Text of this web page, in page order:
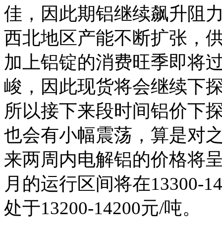
佳，因此期铝继续飙升阻
西北地区产能不断扩张，
加上铝锭的消费旺季即将
峻，因此现货将会继续下
所以接下来段时间铝价下
也会有小幅震荡，算是对
来两周内电解铝的价格将
月的运行区间将在13300-
处于13200-14200元/吨。